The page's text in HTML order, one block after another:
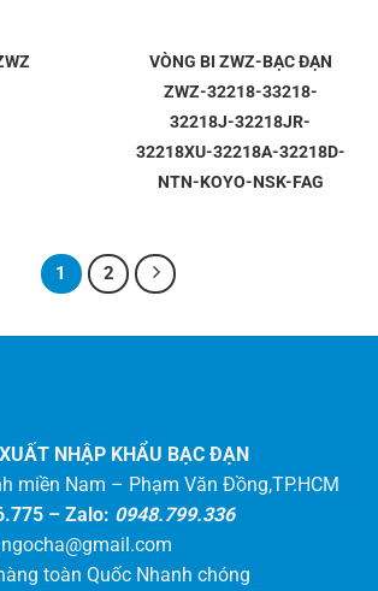
VÒNG BI ZWZ-BẠC ĐẠN
ZWZ-32218-33218-
32218J-32218JR-
32218XU-32218A-32218D-
NTN-KOYO-NSK-FAG
1 2
NHẬP KHẨU BẠC ĐẠN
miền Nam – Phạm Văn Đồng,TP.HCM
– Zalo: 0948.799.336
toàn Quốc Nhanh chóng